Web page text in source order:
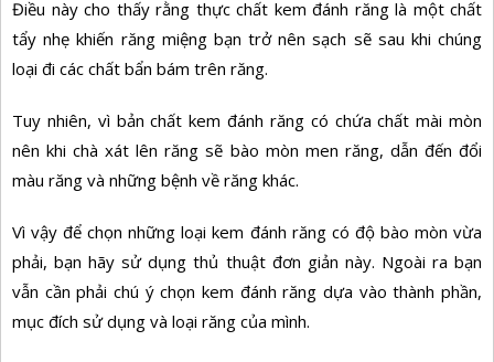
Điều này cho thấy rằng thực chất kem đánh răng là một chất
tẩy nhẹ khiến răng miệng bạn trở nên sạch sẽ sau khi chúng
loại đi các chất bẩn bám trên răng.
Tuy nhiên, vì bản chất kem đánh răng có chứa chất mài mòn
nên khi chà xát lên răng sẽ bào mòn men răng, dẫn đến đổi
màu răng và những bệnh về răng khác.
Vì vậy để chọn những loại kem đánh răng có độ bào mòn vừa
phải, bạn hãy sử dụng thủ thuật đơn giản này. Ngoài ra bạn
vẫn cần phải chú ý chọn kem đánh răng dựa vào thành phần,
mục đích sử dụng và loại răng của mình.